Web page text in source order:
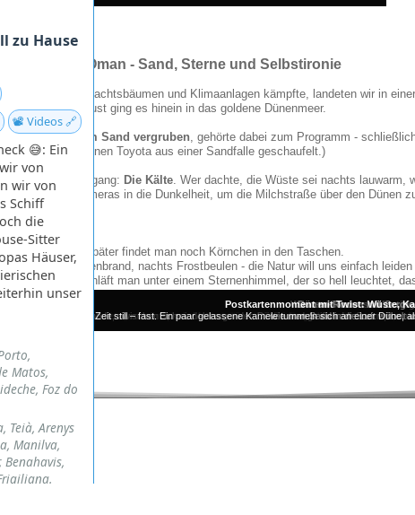
zu Hause
📽️ Videos 🔗
😅: Ein
von
wir von
Schiff
die
Sitter
Häuser,
unser
Matos,
Foz do
Arenys
Manilva,
Benahavis,
Grenze zu Oman - Sand, Sterne und Selbstironie
glitzernden Weihnachtsbäumen und Klimaanlagen kämpfte, landeten wir in
Abenteuerlust ging es hinein in das goldene Dünenmeer.
den Achsen im Sand vergruben, gehörte dabei zum Programm -
Freunden einen Toyota aus einer Sandfalle geschaufelt.)
Sonnenuntergang: Die Kälte. Wer dachte, die Wüste sei nachts lauwarm,
wir mit Kameras in die Dunkelheit, um die Milchstraße über den Dünen
. Selbst Jahre später findet man noch Körnchen in den Taschen.
. Tagsüber Sonnenbrand, nachts Frostbeulen - die Natur will uns einfach leiden
wo sonst schläft man unter einem Sternenhimmel, der so hell leuchtet,
Mondnacht über den Dünen
Der Mond hing wie ein silbernes Medaillon über den Sanddünen Dubais und
Sandstrafzettel: Wenn
ist. Kein Zentimeter vorwärts, kein Meter zurück. Die Räder gruben sich nur noch
Wüsten-Business-
Mitten in der Einöde, zwischen schwindelerregenden Dünen und gleißender Sonne,
Dünen-Rodeo mit
... wie man Sand in die Luft wirbelt
Postkartenmoment mit Twist: Wüste,
Wüste steht die Zeit still – fast. Ein paar gelassene Kamele tummeln sich an einer